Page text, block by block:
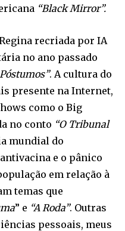
“Black Mirror”.
recriada por IA
no ano passado
. A cultura do
presente na Internet,
como o Big
no conto “O Tribunal
mundial do
e o pânico
em relação à
temas que
” e “A Roda”. Outras
pessoais, meus